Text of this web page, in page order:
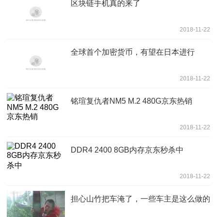
区块链手机真的来了
2018-11-22
全球首个加密货币，有望在日本进行
2018-11-22
铭瑄复仇者NM5 M.2 480G京东热销
2018-11-22
DDR4 2400 8GB内存京东秒杀中
2018-11-22
担心山竹把车淹了，一些车主是这么做的